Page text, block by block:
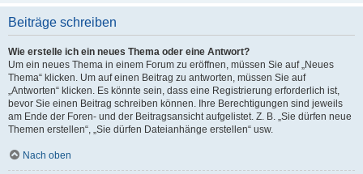
Beiträge schreiben
Wie erstelle ich ein neues Thema oder eine Antwort?
Um ein neues Thema in einem Forum zu eröffnen, müssen Sie auf „Neues
Thema“ klicken. Um auf einen Beitrag zu antworten, müssen Sie auf
„Antworten“ klicken. Es könnte sein, dass eine Registrierung erforderlich ist,
bevor Sie einen Beitrag schreiben können. Ihre Berechtigungen sind jeweils
am Ende der Foren- und der Beitragsansicht aufgelistet. Z. B. „Sie dürfen neue
Themen erstellen“, „Sie dürfen Dateianhänge erstellen“ usw.
Nach oben